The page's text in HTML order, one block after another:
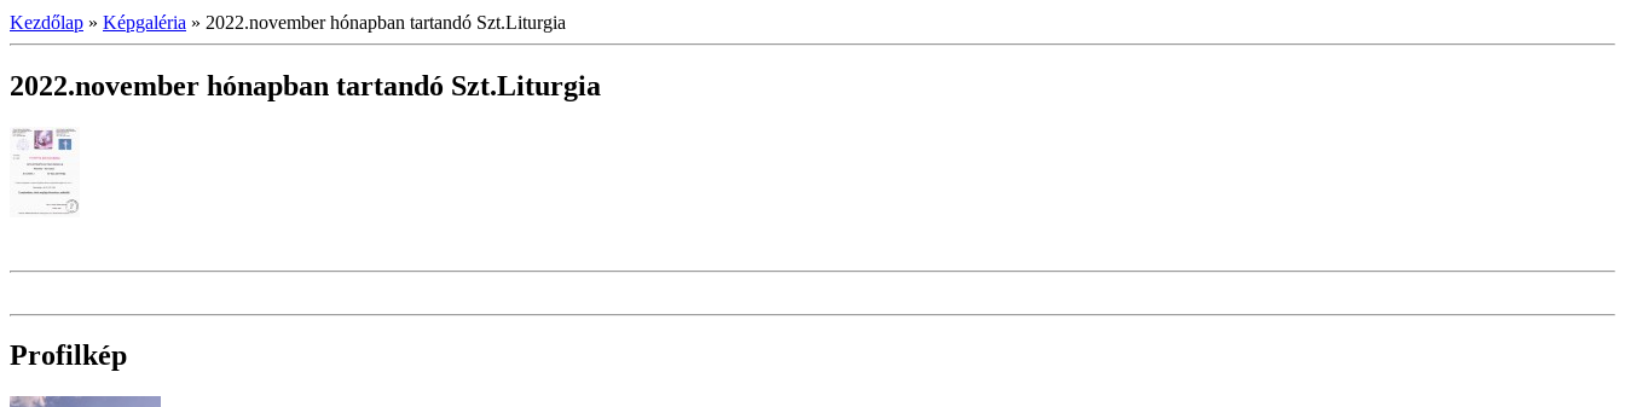
Kezdőlap » Képgaléria » 2022.november hónapban tartandó Szt.Liturgia
2022.november hónapban tartandó Szt.Liturgia
Profilkép